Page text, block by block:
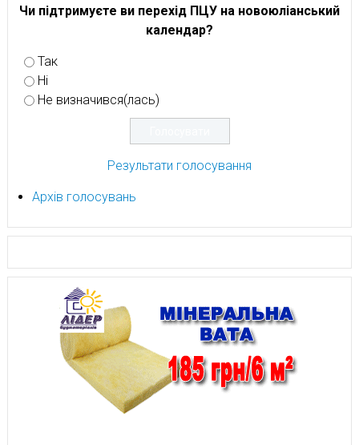
Чи підтримуєте ви перехід ПЦУ на новоюліанський
календар?
Так
Ні
Не визначився(лась)
Результати голосування
Архів голосувань